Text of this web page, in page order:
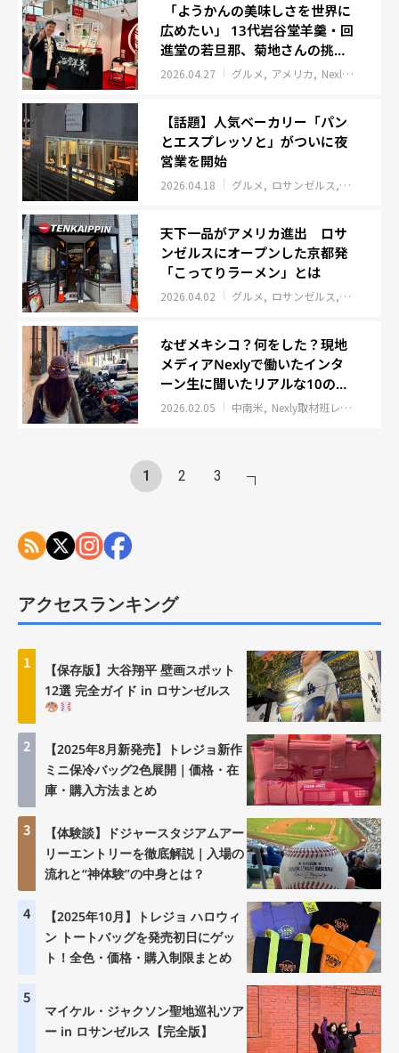
「ようかんの美味しさを世界に
広めたい」 13代岩谷堂羊羹・回
進堂の若旦那、菊地さんの挑
戦。
2026.04.27 グルメ アメリカ Nexly取材班レポート
【話題】人気ベーカリー「パン
とエスプレッソと」がついに夜
営業を開始
2026.04.18 グルメ ロサンゼルス アメリカ
天下一品がアメリカ進出 ロサ
ンゼルスにオープンした京都発
「こってりラーメン」とは
2026.04.02 グルメ ロサンゼルス Nexly取材
なぜメキシコ？何をした？現地
メディアNexlyで働いたインタ
ーン生に聞いたリアルな10の質
問
2026.02.05 中南米 Nexly取材班レポート
1 2 3
アクセスランキング
1
【保存版】大谷翔平 壁画スポット
12選 完全ガイド in ロサンゼルス
2
【2025年8月新発売】トレジョ新作
ミニ保冷バッグ2色展開｜価格・在
庫・購入方法まとめ
3
【体験談】ドジャースタジアムアー
リーエントリーを徹底解説｜入場の
流れと“神体験”の中身とは？
4
【2025年10月】トレジョ ハロウィ
ン トートバッグを発売初日にゲッ
ト！全色・価格・購入制限まとめ
5
マイケル・ジャクソン聖地巡礼ツア
ー in ロサンゼルス【完全版】